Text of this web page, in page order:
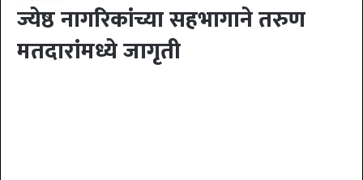
ज्येष्ठ नागरिकांच्या सहभागाने तरुण
मतदारांमध्ये जागृती